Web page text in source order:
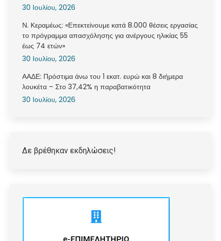
30 Ιουλίου, 2026
Ν. Κεραμέως: «Επεκτείνουμε κατά 8.000 θέσεις εργασίας
το πρόγραμμα απασχόλησης για ανέργους ηλικίας 55
έως 74 ετών»
30 Ιουλίου, 2026
ΑΑΔΕ: Πρόστιμα άνω του 1 εκατ. ευρώ και 8 διήμερα
λουκέτα – Στο 37,42% η παραβατικότητα
30 Ιουλίου, 2026
Δε βρέθηκαν εκδηλώσεις!